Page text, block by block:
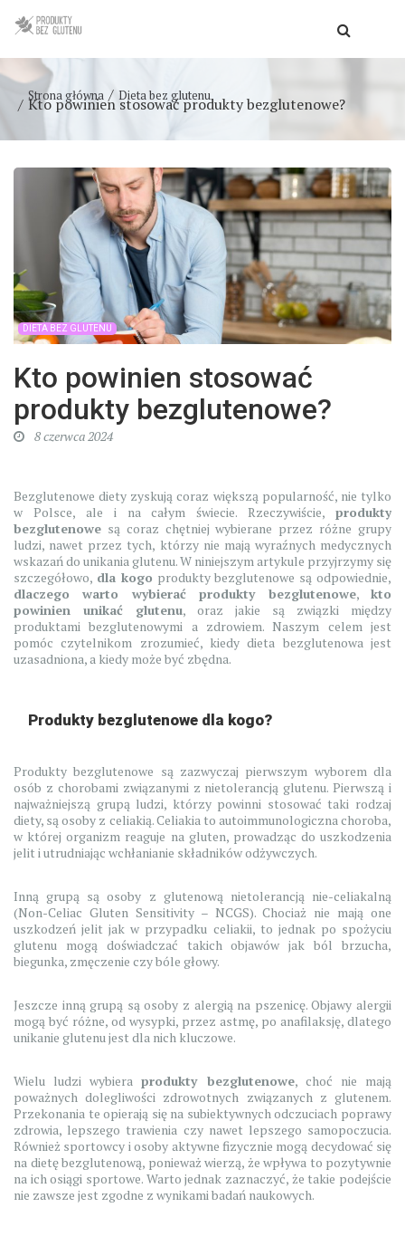
Strona główna Dieta bez glutenu
Kto powinien stosować produkty bezglutenowe?
DIETA BEZ GLUTENU
Kto powinien stosować
produkty bezglutenowe?
8 czerwca 2024
Bezglutenowe diety zyskują coraz większą popularność, nie tylko
w Polsce, ale i na całym świecie. Rzeczywiście, produkty
bezglutenowe są coraz chętniej wybierane przez różne grupy
ludzi, nawet przez tych, którzy nie mają wyraźnych medycznych
wskazań do unikania glutenu. W niniejszym artykule przyjrzymy się
szczegółowo, dla kogo produkty bezglutenowe są odpowiednie,
dlaczego warto wybierać produkty bezglutenowe,kto
powinien unikać glutenu, oraz jakie są związki między
produktami bezglutenowymi a zdrowiem. Naszym celem jest
pomóc czytelnikom zrozumieć, kiedy dieta bezglutenowa jest
uzasadniona, a kiedy może być zbędna.
Produkty bezglutenowe dla kogo?
Produkty bezglutenowe są zazwyczaj pierwszym wyborem dla
osób z chorobami związanymi z nietolerancją glutenu. Pierwszą i
najważniejszą grupą ludzi, którzy powinni stosować taki rodzaj
diety, są osoby z celiakią. Celiakia to autoimmunologiczna choroba,
w której organizm reaguje na gluten, prowadząc do uszkodzenia
jelit i utrudniając wchłanianie składników odżywczych.
Inną grupą są osoby z glutenową nietolerancją nie-celiakalną
(Non-Celiac Gluten Sensitivity – NCGS). Chociaż nie mają one
uszkodzeń jelit jak w przypadku celiakii, to jednak po spożyciu
glutenu mogą doświadczać takich objawów jak ból brzucha,
biegunka, zmęczenie czy bóle głowy.
Jeszcze inną grupą są osoby z alergią na pszenicę. Objawy alergii
mogą być różne, od wysypki, przez astmę, po anafilaksję, dlatego
unikanie glutenu jest dla nich kluczowe.
Wielu ludzi wybieraprodukty bezglutenowe, choć nie mają
poważnych dolegliwości zdrowotnych związanych z glutenem.
Przekonania te opierają się na subiektywnych odczuciach poprawy
zdrowia, lepszego trawienia czy nawet lepszego samopoczucia.
Również sportowcy i osoby aktywne fizycznie mogą decydować się
na dietę bezglutenową, ponieważ wierzą, że wpływa to pozytywnie
na ich osiągi sportowe. Warto jednak zaznaczyć, że takie podejście
nie zawsze jest zgodne z wynikami badań naukowych.